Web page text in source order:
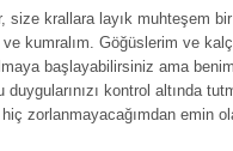
size krallara layık muhteşem
ve kumralım. Göğüslerim ve
başlayabilirsiniz ama
duygularınızı kontrol altında
zorlanmayacağımdan emin